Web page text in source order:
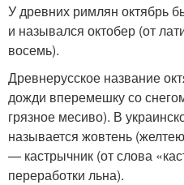
У древних римлян октябрь
и назывался октобер (от
восемь).
Древнерусское название
дожди вперемешку со
грязное месиво). В
называется жовтень
— кастрычник (от слова
переработки льна).